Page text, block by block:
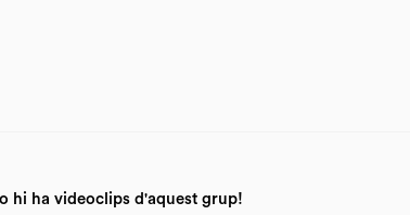
hi ha videoclips d'aquest grup!